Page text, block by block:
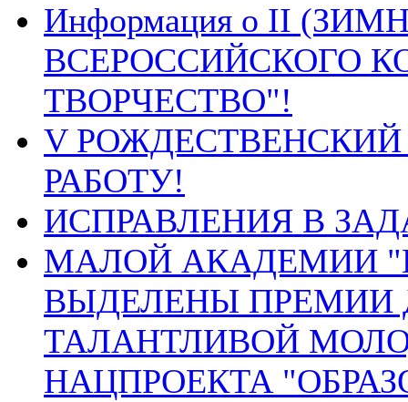
Информация о II
ВСЕРОССИЙСКОГО
ТВОРЧЕСТВО"!
V
РАБОТУ!
ИСПРАВЛЕНИЯ В
МАЛОЙ АКАДЕМИИ
ВЫДЕЛЕНЫ ПРЕМИИ
ТАЛАНТЛИВОЙ
НАЦПРОЕКТА